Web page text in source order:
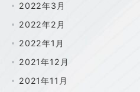
2022年3月
2022年2月
2022年1月
2021年12月
2021年11月